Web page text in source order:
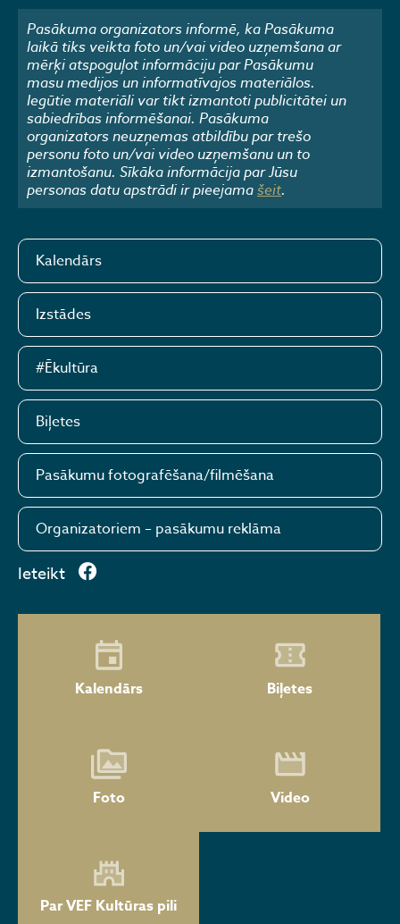
Pasākuma organizators informē, ka Pasākuma
laikā tiks veikta foto un/vai video uzņemšana ar
mērķi atspoguļot informāciju par Pasākumu
masu medijos un informatīvajos materiālos.
Iegūtie materiāli var tikt izmantoti publicitātei un
sabiedrības informēšanai. Pasākuma
organizators neuzņemas atbildību par trešo
personu foto un/vai video uzņemšanu un to
izmantošanu. Sīkāka informācija par Jūsu
personas datu apstrādi ir pieejamašeit.
Kalendārs
Izstādes
#Ēkultūra
Biļetes
Pasākumu fotografēšana/filmēšana
Organizatoriem – pasākumu reklāma
Ieteikt
Kalendārs Biļetes
Foto Video
Par VEF Kultūras pili